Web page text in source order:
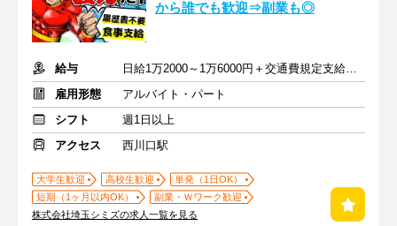
から誰でも歓迎⇒副業も◎
給与
日給1万2000～1万6000円＋交通費規定支給 ※深夜割増含む
雇用形態
アルバイト・パート
シフト
週1日以上
アクセス
西川口駅
大学生歓迎 高校生歓迎
単発（1日OK）
短期（1ヶ月以内OK）
副業・Ｗワーク歓迎
株式会社埼玉シミズの求人一覧を見る